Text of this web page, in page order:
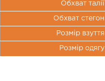
Обхват талії
Обхват стегон
Розмір взуття
Розмір одягу